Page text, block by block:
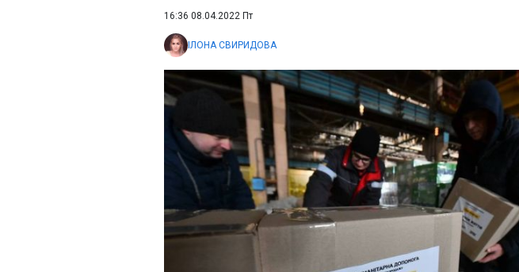
16:36 08.04.2022 Пт
ІЛОНА СВИРИДОВА